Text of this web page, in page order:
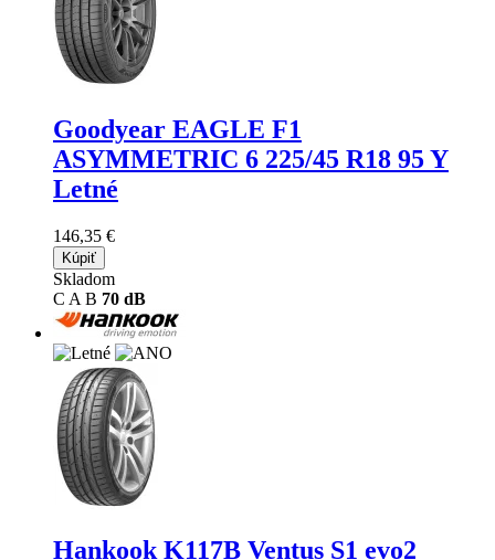
Goodyear EAGLE F1
ASYMMETRIC 6 225/45 R18 95 Y
Letné
146,35 €
Kúpiť
Skladom
C A B 70 dB
Hankook K117B Ventus S1 evo2